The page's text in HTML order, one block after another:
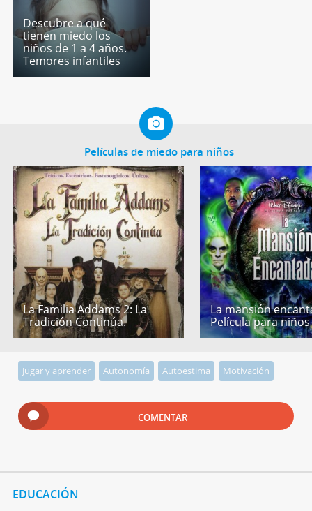
Descubre a qué
tienen miedo los
niños de 1 a 4 años.
Temores infantiles
Películas de miedo para niños
La Familia Addams 2: La
Tradición Continúa.
La mansión
Película para niños
Jugar y aprender Autonomía Autoestima Motivación
COMENTAR
EDUCACIÓN